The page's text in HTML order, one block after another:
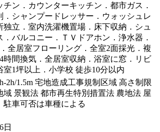
チン．カウンターキッチン．都市ガス．
．シャンプードレッサー．ウォッシュレ
独立．室内洗濯機置場．床下収納．シュ
．バルコニー．ＴＶドアホン．浄水器．
全居室フローリング．全室2面採光．複
時間換気．全居室収納．浴室に窓．リビ
室1坪以上．小学校 徒歩10分以内
2h/1.5m 宅地造成工事規制区域 高さ制限
域 景観法 都市再生特別措置法 農地法 屋
車可否は車種による
日